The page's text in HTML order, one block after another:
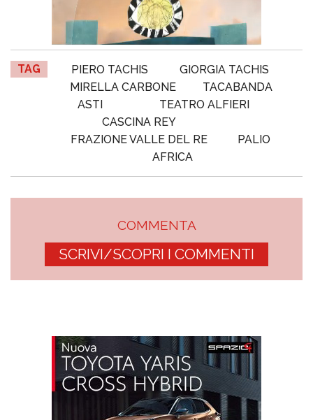
TAG PIERO TACHIS
GIORGIA TACHIS
MIRELLA CARBONE
TACABANDA
ASTI
TEATRO ALFIERI
CASCINA REY
FRAZIONE VALLE DEL RE
PALIO
AFRICA
COMMENTA
SCRIVI/SCOPRI I COMMENTI